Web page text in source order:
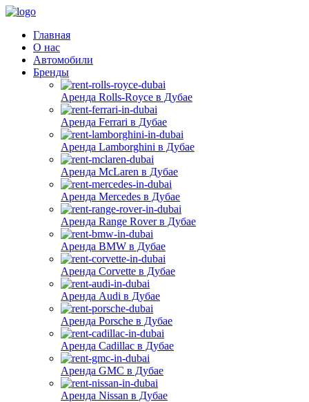
Главная
О нас
Автомобили
Бренды
Аренда Rolls-Royce в Дубае
Аренда Ferrari в Дубае
Аренда Lamborghini в Дубае
Аренда McLaren в Дубае
Аренда Mercedes в Дубае
Аренда Range Rover в Дубае
Аренда BMW в Дубае
Аренда Corvette в Дубае
Аренда Audi в Дубае
Аренда Porsche в Дубае
Аренда Cadillac в Дубае
Аренда GMC в Дубае
Аренда Nissan в Дубае